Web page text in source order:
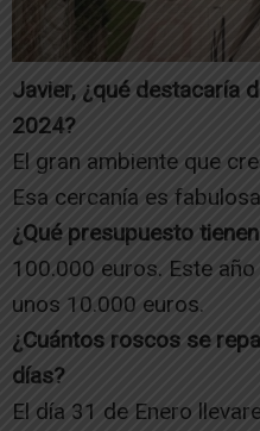
Javier, ¿qué destacaría
2024?
El gran ambiente que
Esa cercanía es
¿Qué presupuesto
100.000 euros. Este
unos 10.000 euros.
¿Cuántos roscos se
días?
El día 31 de Enero